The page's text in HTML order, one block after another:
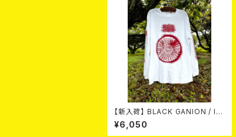
【新入荷】 BLACK GANION / IR
ON MANDARA L/S T-SHIRT
(WHITE BODY X RED PRINT)
¥6,050